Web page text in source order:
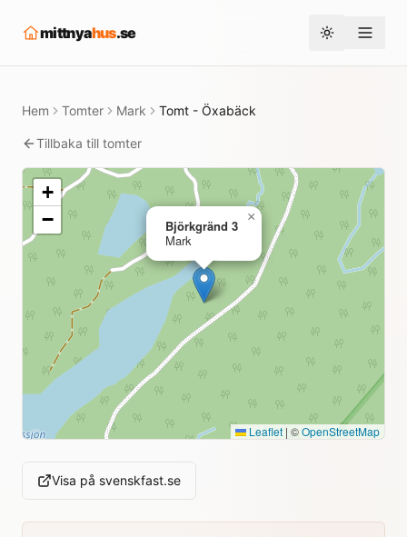
mittnyahus.se Toggle theme
Hem Tomter Mark Tomt - Öxabäck
Tillbaka till tomter
Björkgränd 3
Mark
×
+
−
Leaflet | ©OpenStreetMap
Visa på svenskfast.se